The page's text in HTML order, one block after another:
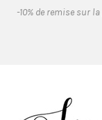
-10% de remise sur la